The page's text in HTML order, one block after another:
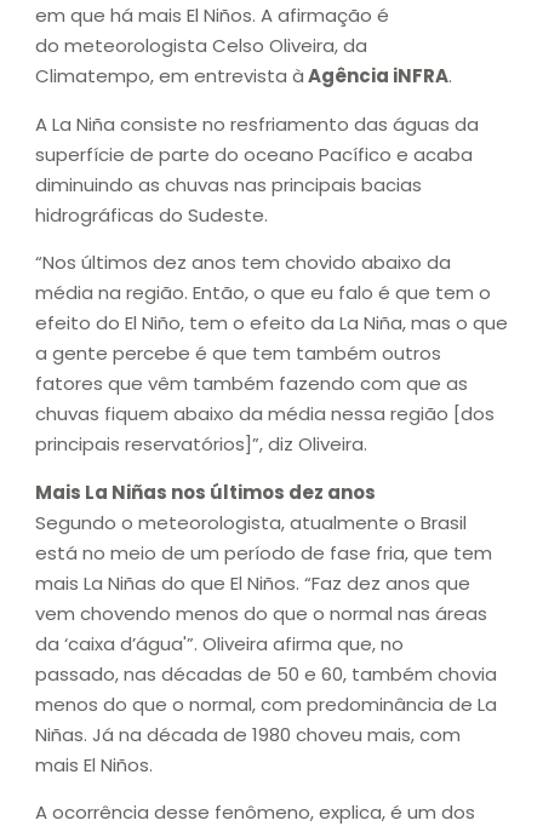
em que há mais El Niños. A afirmação é
do meteorologista Celso Oliveira, da
Climatempo, em entrevista àAgência iNFRA.
A La Niña consiste no resfriamento das águas da
superfície de parte do oceano Pacífico e acaba
diminuindo as chuvas nas principais bacias
hidrográficas do Sudeste.
“Nos últimos dez anos tem chovido abaixo da
média na região. Então, o que eu falo é que tem o
efeito do El Niño, tem o efeito da La Niña, mas o que
a gente percebe é que tem também outros
fatores que vêm também fazendo com que as
chuvas fiquem abaixo da média nessa região [dos
principais reservatórios]”, diz Oliveira.
Mais La Niñas nos últimos dez anos
Segundo o meteorologista, atualmente o Brasil
está no meio de um período de fase fria, que tem
mais La Niñas do que El Niños. “Faz dez anos que
vem chovendo menos do que o normal nas áreas
da ‘caixa d’água'”. Oliveira afirma que, no
passado, nas décadas de 50 e 60, também chovia
menos do que o normal, com predominância de La
Niñas. Já na década de 1980 choveu mais, com
mais El Niños.
A ocorrência desse fenômeno, explica, é um dos